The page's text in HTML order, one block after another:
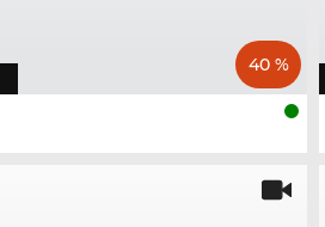
40 %